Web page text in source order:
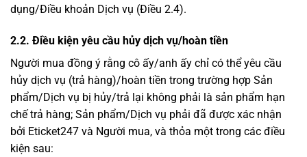
dụng/Điều khoản Dịch vụ (Điều 2.4).
2.2. Điều kiện yêu cầu hủy dịch vụ/hoàn tiền
Người mua đồng ý rằng cô ấy/anh ấy chỉ có thể yêu cầu
hủy dịch vụ (trả hàng)/hoàn tiền trong trường hợp Sản
phẩm/Dịch vụ bị hủy/trả lại không phải là sản phẩm hạn
chế trả hàng; Sản phẩm/Dịch vụ phải đã được xác nhận
bởi Eticket247 và Người mua, và thỏa một trong các điều
kiện sau: